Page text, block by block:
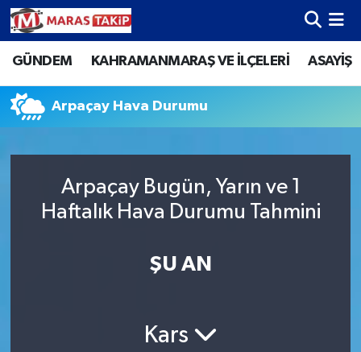
GÜNDEM KAHRAMANMARAŞ VE İLÇELERİ ASAYİŞ
Arpaçay Hava Durumu
Arpaçay Bugün, Yarın ve 1
Haftalık Hava Durumu Tahmini
ŞU AN
Kars
Kahramanmaraş Nöbetçi Eczaneler
Kahramanmaraş Hava Durumu
Kahramanmaraş Trafik Yoğunluk Haritası